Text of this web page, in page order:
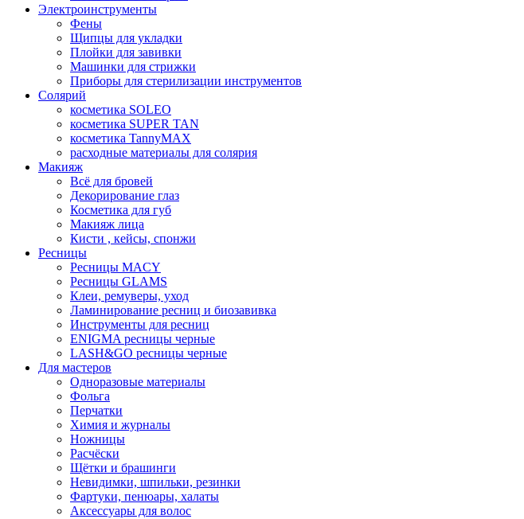
Электроинструменты
Фены
Щипцы для укладки
Плойки для завивки
Машинки для стрижки
Приборы для стерилизации инструментов
Солярий
косметика SOLEO
косметика SUPER TAN
косметика TannyMAX
расходные материалы для солярия
Макияж
Всё для бровей
Декорирование глаз
Косметика для губ
Макияж лица
Кисти , кейсы, спонжи
Ресницы
Ресницы MACY
Ресницы GLAMS
Клеи, ремуверы, уход
Ламинирование ресниц и биозавивка
Инструменты для ресниц
ENIGMA ресницы черные
LASH&GO ресницы черные
Для мастеров
Одноразовые материалы
Фольга
Перчатки
Химия и журналы
Ножницы
Расчёски
Щётки и брашинги
Невидимки, шпильки, резинки
Фартуки, пенюары, халаты
Аксессуары для волос